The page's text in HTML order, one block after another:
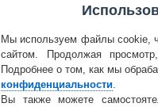
Мы используем файлы cookie,
сайтом. Продолжая
Подробнее о том, как мы
конфиденциальности
Вы также можете